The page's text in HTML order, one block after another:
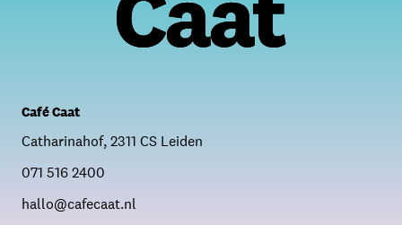
Café Caat
Catharinahof, 2311 CS Leiden
071 516 2400
hallo@cafecaat.nl